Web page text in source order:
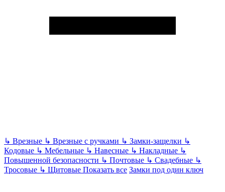
↳ Врезные ↳ Врезные с ручками ↳ Замки-защелки ↳
Кодовые ↳ Мебельные ↳ Навесные ↳ Накладные ↳
Повышенной безопасности ↳ Почтовые ↳ Свадебные ↳
Тросовые ↳ Щитовые Показать все Замки под один ключ